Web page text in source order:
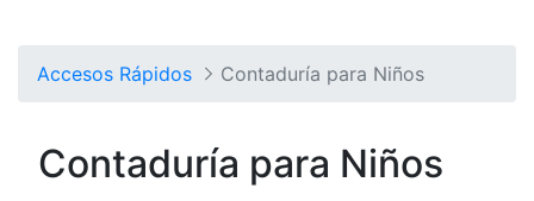
Accesos Rápidos Contaduría para Niños
Contaduría para Niños